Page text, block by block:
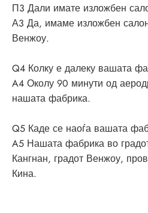
П3 Дали имате изложбен
А3 Да, имаме изложбен
Венжоу.
Q4 Колку е далеку вашата
A4 Околу 90 минути од
нашата фабрика.
Q5 Каде се наоѓа вашата
A5 Нашата фабрика во
Кангнан, градот Венжоу,
Кина.